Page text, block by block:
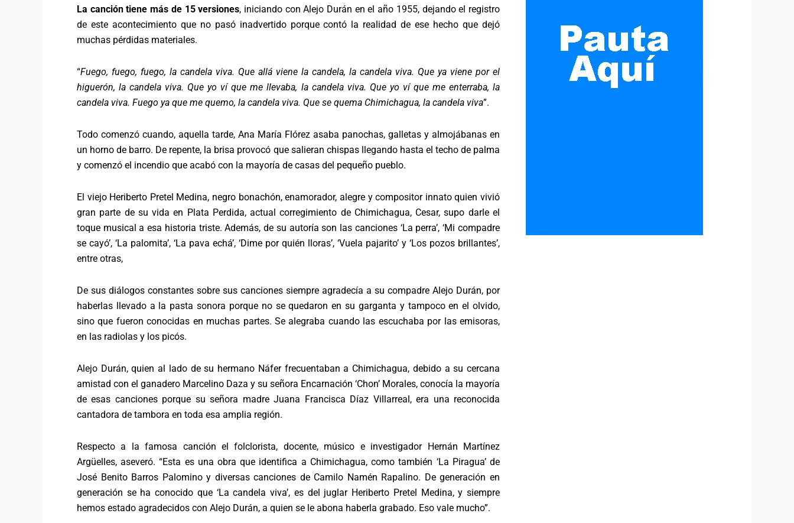
La canción tiene más de 15 versiones, iniciando con Alejo Durán en el año 1955, dejando el registro
de este acontecimiento que no pasó inadvertido porque contó la realidad de ese hecho que dejó
muchas pérdidas materiales.
“Fuego, fuego, fuego, la candela viva. Que allá viene la candela, la candela viva. Que ya viene por el
higuerón, la candela viva. Que yo ví que me llevaba, la candela viva. Que yo ví que me enterraba, la
candela viva. Fuego ya que me quemo, la candela viva. Que se quema Chimichagua, la candela viva”.
Todo comenzó cuando, aquella tarde, Ana María Flórez asaba panochas, galletas y almojábanas en
un horno de barro. De repente, la brisa provocó que salieran chispas llegando hasta el techo de palma
y comenzó el incendio que acabó con la mayoría de casas del pequeño pueblo.
El viejo Heriberto Pretel Medina, negro bonachón, enamorador, alegre y compositor innato quien vivió
gran parte de su vida en Plata Perdida, actual corregimiento de Chimichagua, Cesar, supo darle el
toque musical a esa historia triste. Además, de su autoría son las canciones ‘La perra’, ‘Mi compadre
se cayó’, ‘La palomita’, ‘La pava echá’, ‘Dime por quién lloras’, ‘Vuela pajarito’ y ‘Los pozos brillantes’,
entre otras,
De sus diálogos constantes sobre sus canciones siempre agradecía a su compadre Alejo Durán, por
haberlas llevado a la pasta sonora porque no se quedaron en su garganta y tampoco en el olvido,
sino que fueron conocidas en muchas partes. Se alegraba cuando las escuchaba por las emisoras,
en las radiolas y los picós.
Alejo Durán, quien al lado de su hermano Náfer frecuentaban a Chimichagua, debido a su cercana
amistad con el ganadero Marcelino Daza y su señora Encarnación ‘Chon’ Morales, conocía la mayoría
de esas canciones porque su señora madre Juana Francisca Díaz Villarreal, era una reconocida
cantadora de tambora en toda esa amplia región.
Respecto a la famosa canción el folclorista, docente, músico e investigador Hernán Martínez
Argüelles, aseveró. “Esta es una obra que identifica a Chimichagua, como también ‘La Piragua’ de
José Benito Barros Palomino y diversas canciones de Camilo Namén Rapalino. De generación en
generación se ha conocido que ‘La candela viva’, es del juglar Heriberto Pretel Medina, y siempre
hemos estado agradecidos con Alejo Durán, a quien se le abona haberla grabado. Eso vale mucho”.